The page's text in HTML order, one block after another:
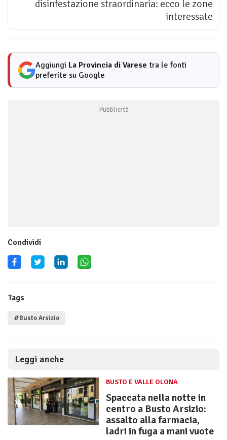
disinfestazione straordinaria: ecco le zone
interessate
Aggiungi La Provincia di Varese tra le fonti
preferite su Google
Condividi
Tags
#Busto Arsizio
Leggi anche
BUSTO E VALLE OLONA
Spaccata nella notte in
centro a Busto Arsizio:
assalto alla farmacia,
ladri in fuga a mani vuote